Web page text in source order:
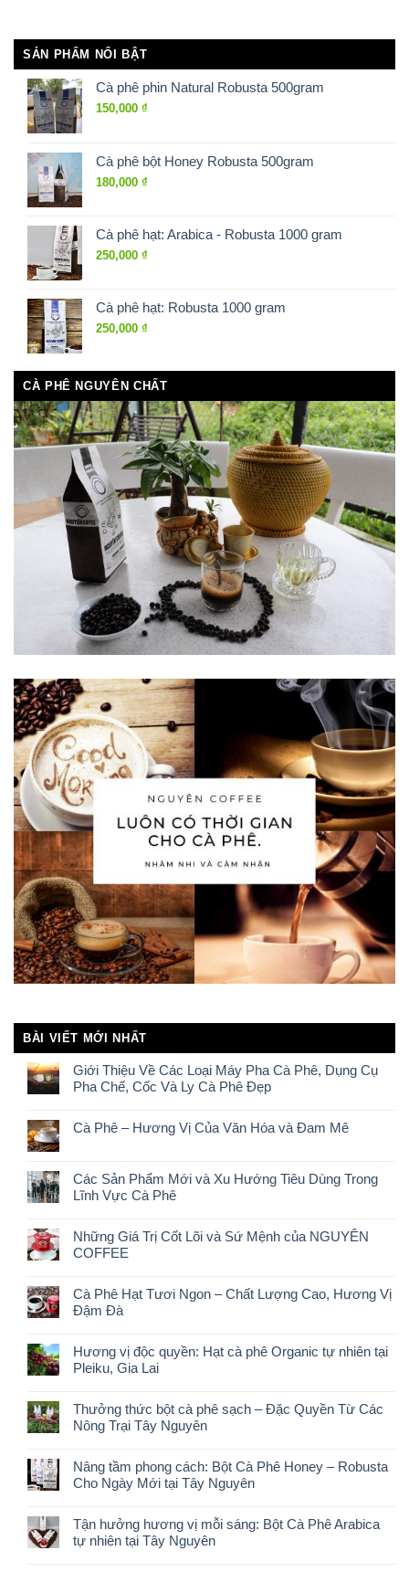
SẢN PHẨM NỔI BẬT
Cà phê phin Natural Robusta 500gram
150,000 ₫
Cà phê bột Honey Robusta 500gram
180,000 ₫
Cà phê hạt: Arabica - Robusta 1000 gram
250,000 ₫
Cà phê hạt: Robusta 1000 gram
250,000 ₫
CÀ PHÊ NGUYÊN CHẤT
BÀI VIẾT MỚI NHẤT
Giới Thiệu Về Các Loại Máy Pha Cà Phê, Dụng Cụ
Pha Chế, Cốc Và Ly Cà Phê Đẹp
Cà Phê – Hương Vị Của Văn Hóa và Đam Mê
Các Sản Phẩm Mới và Xu Hướng Tiêu Dùng Trong
Lĩnh Vực Cà Phê
Những Giá Trị Cốt Lõi và Sứ Mệnh của NGUYÊN
COFFEE
Cà Phê Hạt Tươi Ngon – Chất Lượng Cao, Hương Vị
Đậm Đà
Hương vị độc quyền: Hạt cà phê Organic tự nhiên tại
Pleiku, Gia Lai
Thưởng thức bột cà phê sạch – Đặc Quyền Từ Các
Nông Trại Tây Nguyên
Nâng tầm phong cách: Bột Cà Phê Honey – Robusta
Cho Ngày Mới tại Tây Nguyên
Tận hưởng hương vị mỗi sáng: Bột Cà Phê Arabica
tự nhiên tại Tây Nguyên